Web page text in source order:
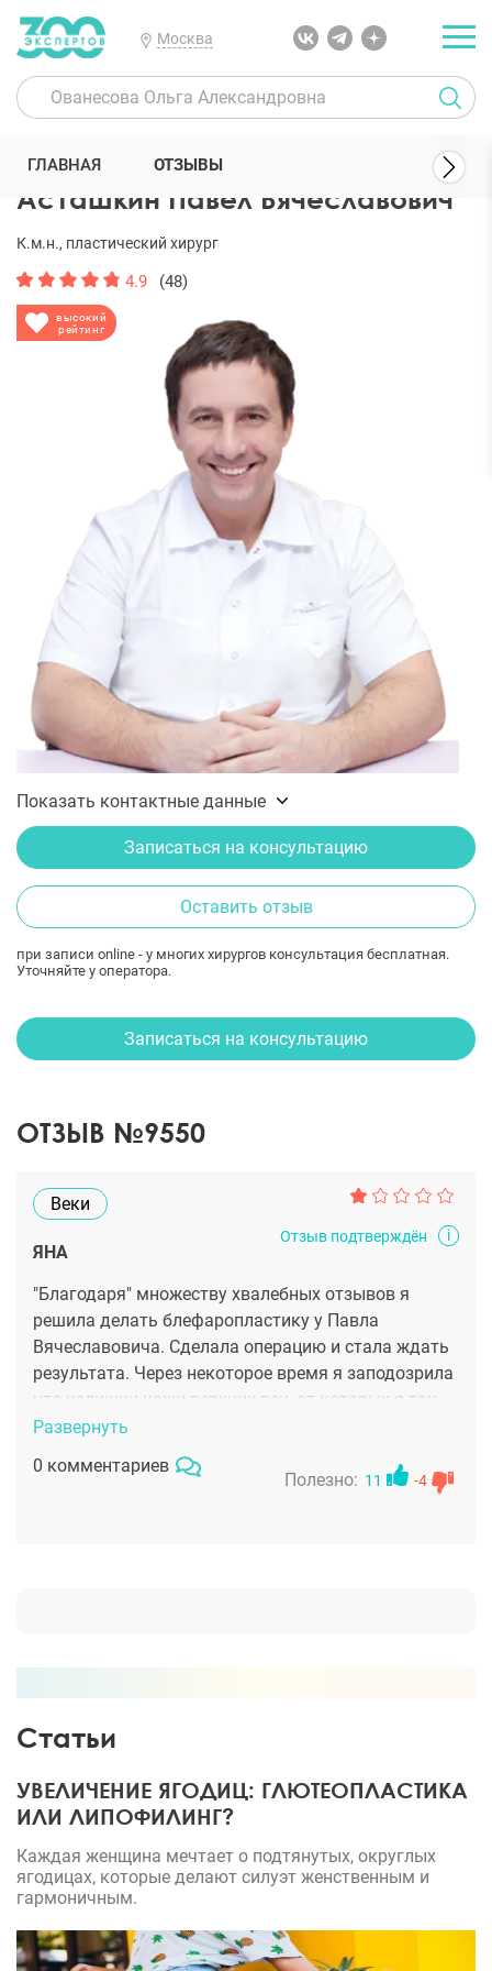
Москва
300 Экспертов Пластические хирурги Асташкин Павел
Асташкин Павел Вячеславович
высокий
рейтинг
К.м.н., пластический хирург
4.9 (48)
Показать контактные данные
Записаться на консультацию
Оставить отзыв
при записи online - у многих хирургов консультация бесплатная.
Уточняйте у оператора.
ГЛАВНАЯ ОТЗЫВЫ
Записаться на консультацию
ОТЗЫВ №9550
Отзыв подтверждён i
Веки
ЯНА
"Благодаря" множеству хвалебных отзывов я
решила делать блефаропластику у Павла
Вячеславовича. Сделала операцию и стала ждать
результата. Через некоторое время я заподозрила
что излишки кожи верхних век, от которых я так
мечтала избавиться остались. Позднее я
окончательно убедилась в этом. Мои веки по-
прежнему дряблые, кожа нависает. Даже макияж
очень сожалею о ней.
Развернуть
0 комментариев
Полезно: 11 -4
Статьи
УВЕЛИЧЕНИЕ ЯГОДИЦ: ГЛЮТЕОПЛАСТИКА
ИЛИ ЛИПОФИЛИНГ?
Каждая женщина мечтает о подтянутых, округлых
ягодицах, которые делают силуэт женственным и
гармоничным.